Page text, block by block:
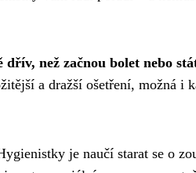
než začnou bolet nebo
a dražší ošetření, možná i
je naučí starat se o